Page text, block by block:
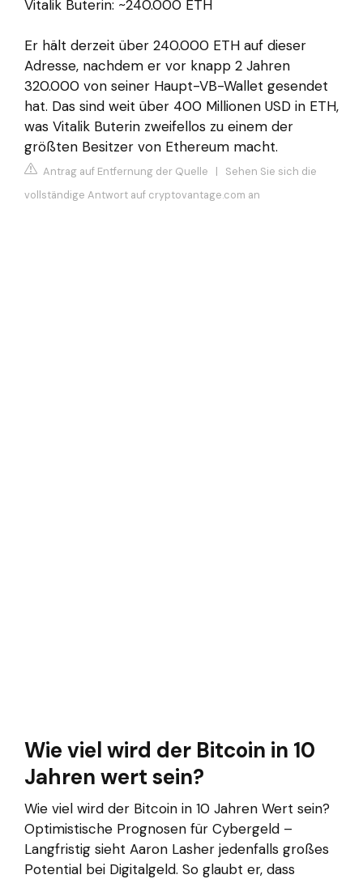
Vitalik Buterin: ~240.000 ETH
Er hält derzeit über 240.000 ETH auf dieser
Adresse, nachdem er vor knapp 2 Jahren
320.000 von seiner Haupt-VB-Wallet gesendet
hat. Das sind weit über 400 Millionen USD in ETH,
was Vitalik Buterin zweifellos zu einem der
größten Besitzer von Ethereum macht.
Antrag auf Entfernung der Quelle | Sehen Sie sich die
vollständige Antwort auf cryptovantage.com an
Wie viel wird der Bitcoin in 10
Jahren wert sein?
Wie viel wird der Bitcoin in 10 Jahren Wert sein?
Optimistische Prognosen für Cybergeld –
Langfristig sieht Aaron Lasher jedenfalls großes
Potential bei Digitalgeld. So glaubt er, dass